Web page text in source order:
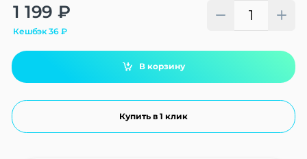
1 199 ₽
Кешбэк36₽
В корзину
Купить в 1 клик
Alternative: